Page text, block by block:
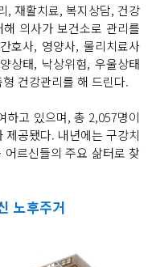
, 재활치료, 복지상담, 건강
의사가 보건소로 관리를
호사, 영양사, 물리치료사
상태, 낙상위험, 우울상태
건강관리를 해 드린다.
하고 있으며, 총 2,057명이
공됐다. 내년에는 구강치
르신들의 주요 삶터로 찾
노후주거